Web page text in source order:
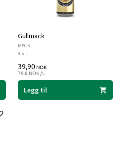
Gullmack
MACK
0.5 L
39,90NOK
79.8 NOK /L
Legg til